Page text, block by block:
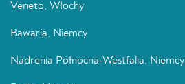
Veneto, Włochy
Bawaria, Niemcy
Nadrenia Północna-Westfalia, Niemcy